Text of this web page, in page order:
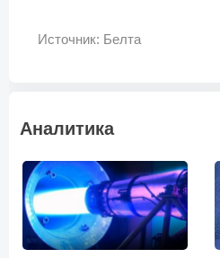
Источник: Белта
Аналитика